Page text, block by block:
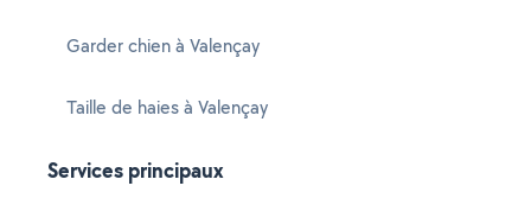
Garder chien à Valençay
Taille de haies à Valençay
Services principaux